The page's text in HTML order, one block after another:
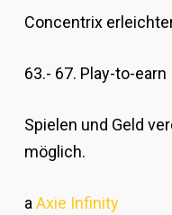
Concentrix
63.- 67. Play-to-earn
Spielen und Geld
möglich.
a Axie Infinity